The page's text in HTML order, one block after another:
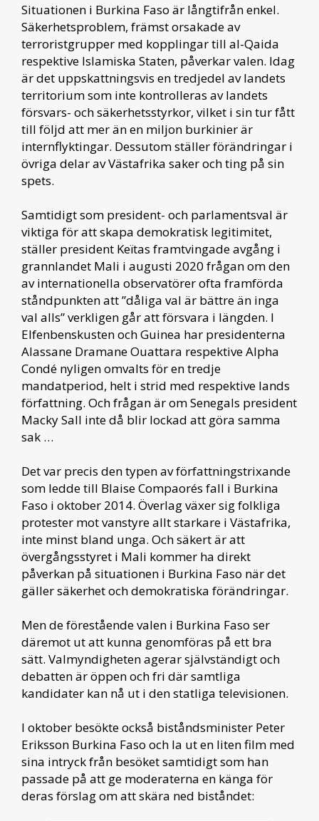
Situationen i Burkina Faso är långtifrån enkel.
Säkerhetsproblem, främst orsakade av
terroristgrupper med kopplingar till al-Qaida
respektive Islamiska Staten, påverkar valen. Idag
är det uppskattningsvis en tredjedel av landets
territorium som inte kontrolleras av landets
försvars- och säkerhetsstyrkor, vilket i sin tur fått
till följd att mer än en miljon burkinier är
internflyktingar. Dessutom ställer förändringar i
övriga delar av Västafrika saker och ting på sin
spets.
Samtidigt som president- och parlamentsval är
viktiga för att skapa demokratisk legitimitet,
ställer president Keïtas framtvingade avgång i
grannlandet Mali i augusti 2020 frågan om den
av internationella observatörer ofta framförda
ståndpunkten att ”dåliga val är bättre än inga
val alls” verkligen går att försvara i längden. I
Elfenbenskusten och Guinea har presidenterna
Alassane Dramane Ouattara respektive Alpha
Condé nyligen omvalts för en tredje
mandatperiod, helt i strid med respektive lands
författning. Och frågan är om Senegals president
Macky Sall inte då blir lockad att göra samma
sak …
Det var precis den typen av författningstrixande
som ledde till Blaise Compaorés fall i Burkina
Faso i oktober 2014. Överlag växer sig folkliga
protester mot vanstyre allt starkare i Västafrika,
inte minst bland unga. Och säkert är att
övergångsstyret i Mali kommer ha direkt
påverkan på situationen i Burkina Faso när det
gäller säkerhet och demokratiska förändringar.
Men de förestående valen i Burkina Faso ser
däremot ut att kunna genomföras på ett bra
sätt. Valmyndigheten agerar självständigt och
debatten är öppen och fri där samtliga
kandidater kan nå ut i den statliga televisionen.
I oktober besökte också biståndsminister Peter
Eriksson Burkina Faso och la ut en liten film med
sina intryck från besöket samtidigt som han
passade på att ge moderaterna en känga för
deras förslag om att skära ned biståndet: